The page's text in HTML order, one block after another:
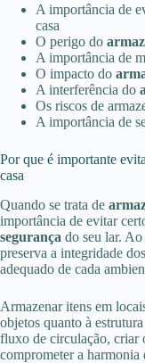
A importância de
casa
O perigo do
A importância de
O impacto do
A interferência do
Os riscos de
A importância de
Por que é importante
casa
Quando se trata de
importância de evitar
segurança do seu lar.
preserva a integridade
adequado de cada
Armazenar itens em
objetos quanto à
fluxo de circulação, criar
comprometer a harmonia